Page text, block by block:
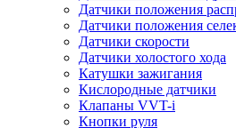
Датчики положения
Датчики положения
Датчики скорости
Датчики холостого хода
Катушки зажигания
Кислородные датчики
Клапаны VVT-i
Кнопки руля